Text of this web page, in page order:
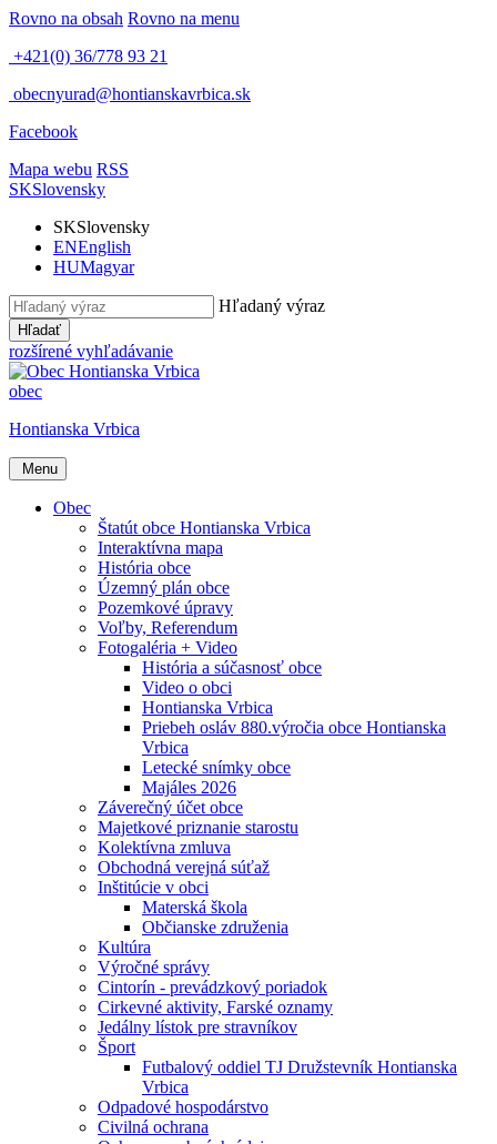
Rovno na obsah Rovno na menu
+421(0) 36/778 93 21
obecnyurad@hontianskavrbica.sk
Facebook
Mapa webu RSS
SKSlovensky
SKSlovensky
ENEnglish
HUMagyar
Hľadaný výraz
Hľadať
rozšírené vyhľadávanie
obec
Hontianska Vrbica
Menu
Obec
Štatút obce Hontianska Vrbica
Interaktívna mapa
História obce
Územný plán obce
Pozemkové úpravy
Voľby, Referendum
Fotogaléria + Video
História a súčasnosť obce
Video o obci
Hontianska Vrbica
Priebeh osláv 880.výročia obce Hontianska
Vrbica
Letecké snímky obce
Majáles 2026
Záverečný účet obce
Majetkové priznanie starostu
Kolektívna zmluva
Obchodná verejná súťaž
Inštitúcie v obci
Materská škola
Občianske združenia
Kultúra
Výročné správy
Cintorín - prevádzkový poriadok
Cirkevné aktivity, Farské oznamy
Jedálny lístok pre stravníkov
Šport
Futbalový oddiel TJ Družstevník Hontianska
Vrbica
Odpadové hospodárstvo
Civilná ochrana